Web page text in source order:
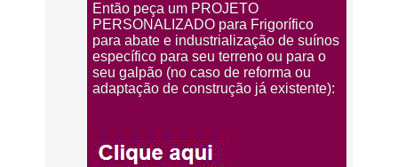
Então peça um PROJETO
PERSONALIZADO para Frigorífico
para abate e industrialização de suínos
específico para seu terreno ou para o
seu galpão (no caso de reforma ou
adaptação de construção já existente):